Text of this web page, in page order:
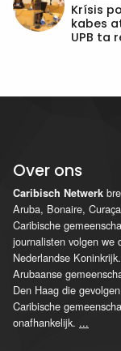
Krísis
kabes
UPB ta
Over ons
Caribisch Netwerk
Aruba, Bonaire,
Caribische
journalisten volgen we
Nederlandse
Arubaanse
Den Haag die
Caribische
onafhankelijk. ...